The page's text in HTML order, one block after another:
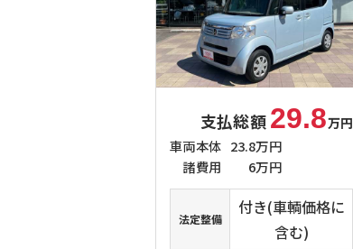
支払総額 29.8万円
車両本体 23.8万円
諸費用
6万円
法定整備
付き(車輌価格に
含む)